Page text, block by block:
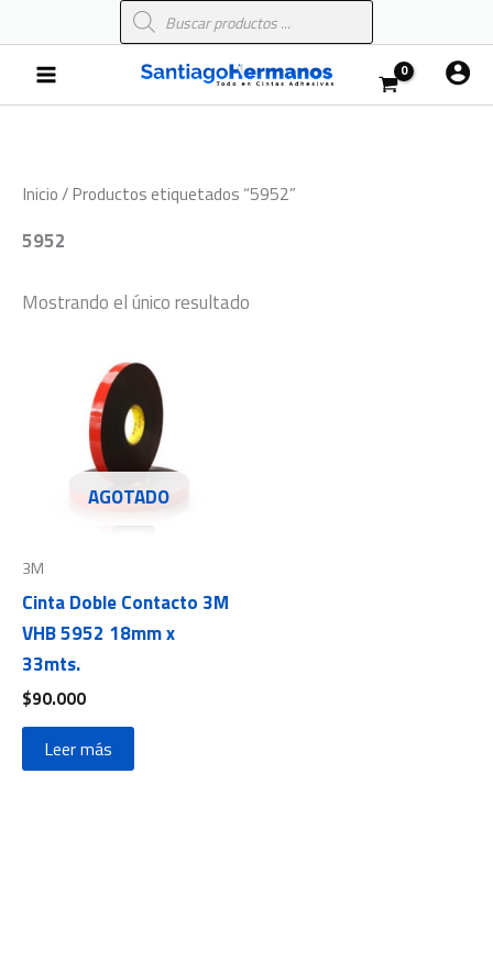
al
contenido
Búsqueda
de
Main
Menu
Inicio/ Productos etiquetados “5952”
5952
Mostrando el único resultado
AGOTADO
3M
Cinta Doble Contacto 3M
VHB 5952 18mm x
33mts.
$90.000
Leer más